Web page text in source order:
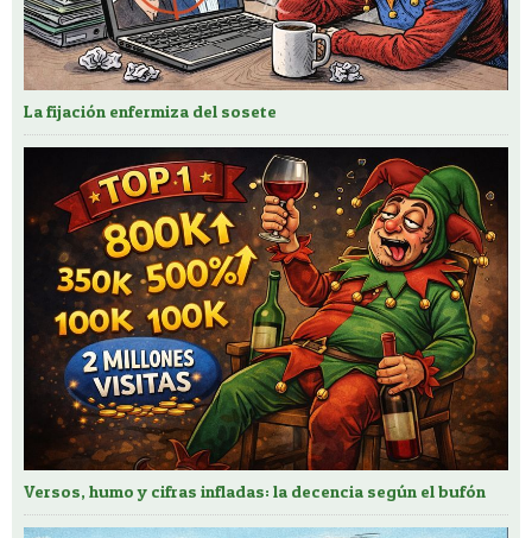
La fijación enfermiza del sosete
Versos, humo y cifras infladas: la decencia según el bufón